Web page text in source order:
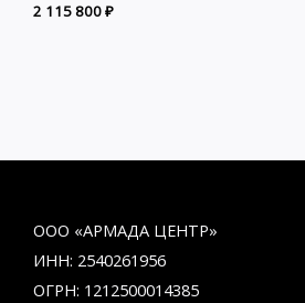
2 115 800₽
ООО «АРМАДА ЦЕНТР»
ИНН: 2540261956
ОГРН: 1212500014385